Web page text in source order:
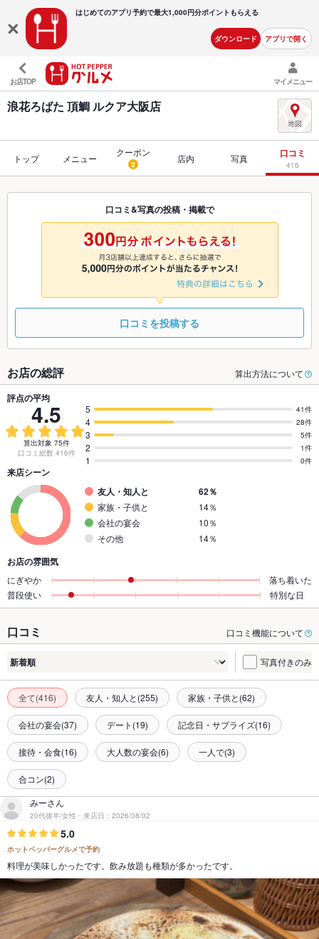
はじめてのアプリ予約で最大1,000円分ポイントもらえる
ダウンロード アプリで開く
お店TOP マイメニュー
浪花ろばた 頂鯛 ルクア大阪店
トップ メニュー
クーポン
2 店内 写真 口コミ
416
口コミ&写真の投稿・掲載で
口コミを投稿する
お店の総評 算出方法について
評点の平均
4.5
算出対象 75件
口コミ総数 416件
5 41件
4 28件
3 5件
2 1件
1 0件
来店シーン
友人・知人と
62％
家族・子供と
14％
会社の宴会
10％
その他
14％
お店の雰囲気
にぎやか
落ち着いた
普段使い
特別な日
口コミ 口コミ機能について
写真付きのみ
全て(416) 友人・知人と(255) 家族・子供と(62)
会社の宴会(37) デート(19) 記念日・サプライズ(16)
接待・会食(16) 大人数の宴会(6) 一人で(3)
合コン(2)
みーさん
20代後半/女性・来店日：2026/08/02
5.0
ホットペッパーグルメで予約
料理が美味しかったです。飲み放題も種類が多かったです。